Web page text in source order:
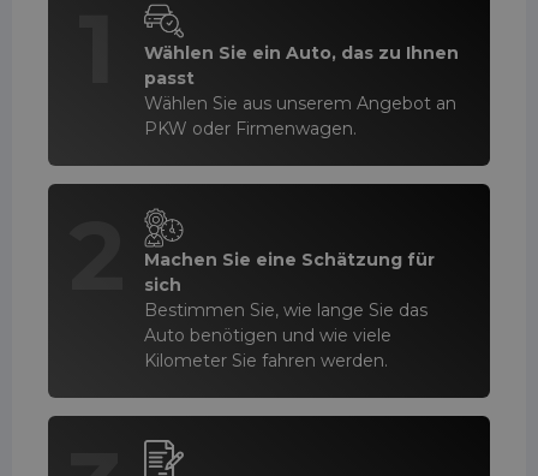
Wählen Sie ein Auto, das zu Ihnen
passt
Wählen Sie aus unserem Angebot an
PKW oder Firmenwagen.
Machen Sie eine Schätzung für
sich
Bestimmen Sie, wie lange Sie das
Auto benötigen und wie viele
Kilometer Sie fahren werden.